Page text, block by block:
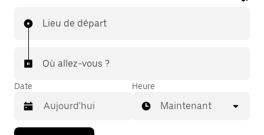
Lieu de départ
Où allez-vous ?
Date Heure
Maintenant